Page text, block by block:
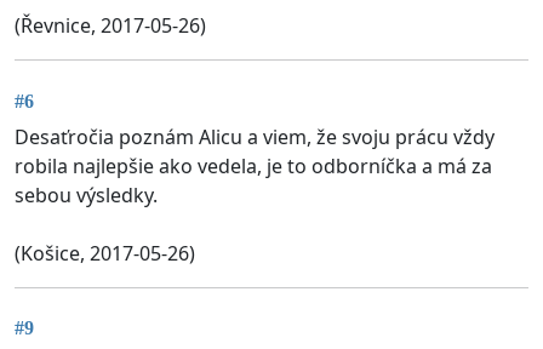
(Řevnice, 2017-05-26)
#6
Desaťročia poznám Alicu a viem, že svoju prácu vždy
robila najlepšie ako vedela, je to odborníčka a má za
sebou výsledky.
(Košice, 2017-05-26)
#9